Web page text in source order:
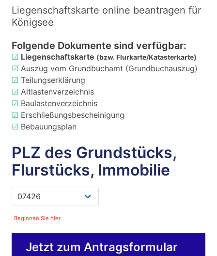
Liegenschaftskarte online beantragen für
Königsee
Folgende Dokumente sind verfügbar:
☑ Liegenschaftskarte (bzw. Flurkarte/Katasterkarte)
☑ Auszug vom Grundbuchamt (Grundbuchauszug)
☑ Teilungserklärung
☑ Altlastenverzeichnis
☑ Baulastenverzeichnis
☑ Erschließungsbescheinigung
☑ Bebauungsplan
PLZ des Grundstücks,
Flurstücks, Immobilie
Beginnen Sie hier.
Jetzt zum Antragsformular